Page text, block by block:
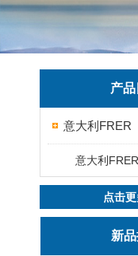
产
意大利FRER
意大利
点击
新